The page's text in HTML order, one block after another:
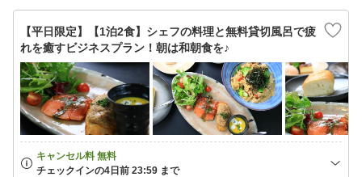
【平日限定】【1泊2食】シェフの料理と無料貸切風呂で疲
れを癒すビジネスプラン！朝は和朝食を♪